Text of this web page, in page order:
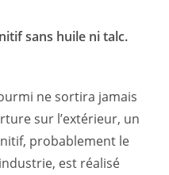
sans huile ni talc.
ne sortira jamais
sur l’extérieur, un
probablement le
est réalisé